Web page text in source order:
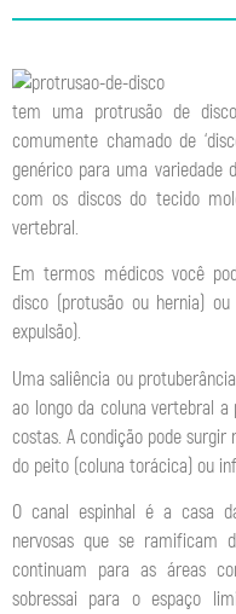
tem uma protrusão de
comumente chamado de
genérico para uma variedade
com os discos do tecido
vertebral.
Em termos médicos você
disco (protusão ou hernia)
expulsão).
Uma saliência ou
ao longo da coluna vertebral
costas. A condição pode
do peito (coluna torácica) ou
O canal espinhal é a casa
nervosas que se ramificam
continuam para as áreas
sobressai para o espaço